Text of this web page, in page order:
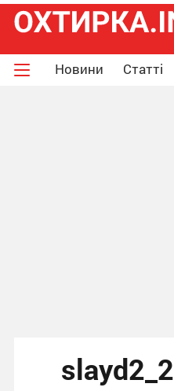
Новини Статті
slayd2_2